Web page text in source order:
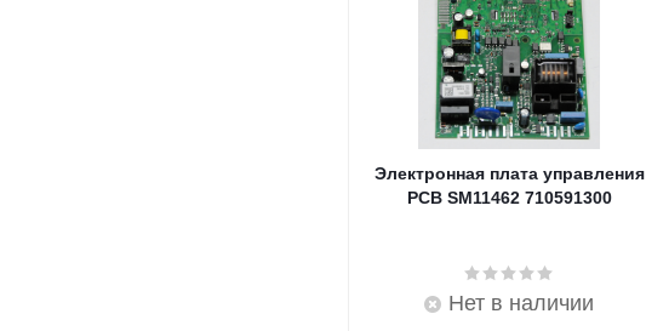
Электронная плата управления
PCB SM11462 710591300
Нет в наличии